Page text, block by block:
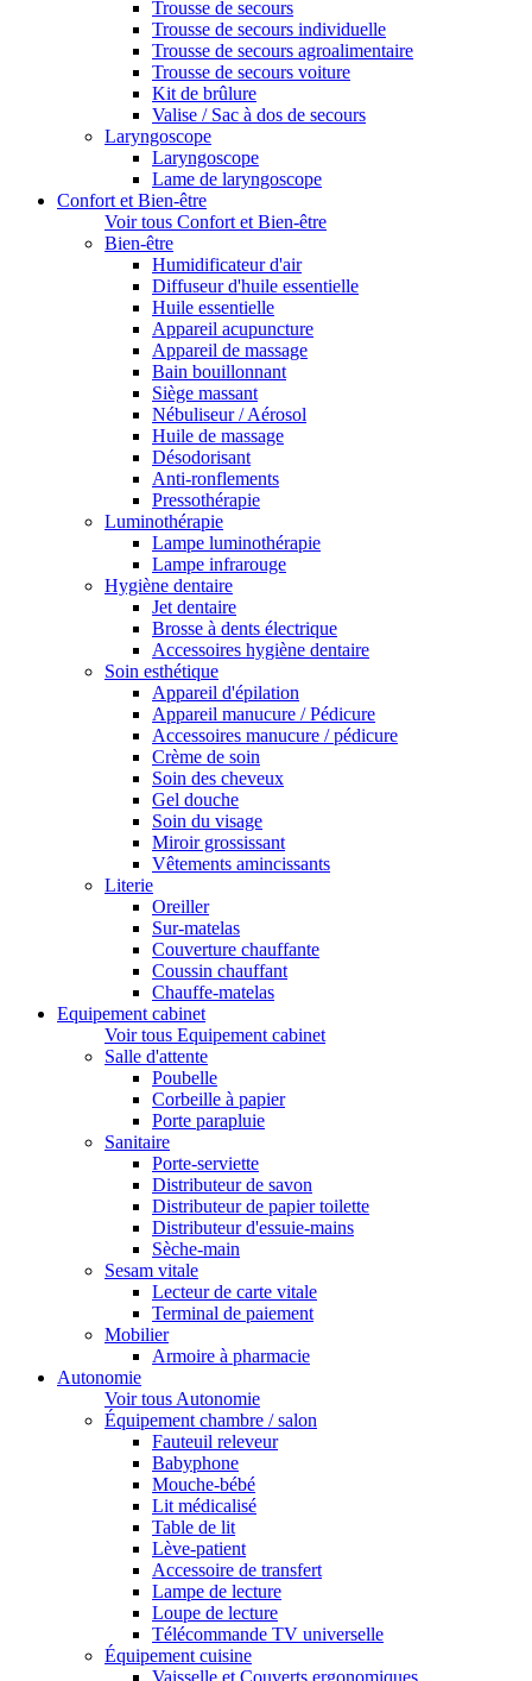
Trousse de secours
Trousse de secours individuelle
Trousse de secours agroalimentaire
Trousse de secours voiture
Kit de brûlure
Valise / Sac à dos de secours
Laryngoscope
Laryngoscope
Lame de laryngoscope
Confort et Bien-être
Voir tous Confort et Bien-être
Bien-être
Humidificateur d'air
Diffuseur d'huile essentielle
Huile essentielle
Appareil acupuncture
Appareil de massage
Bain bouillonnant
Siège massant
Nébuliseur / Aérosol
Huile de massage
Désodorisant
Anti-ronflements
Pressothérapie
Luminothérapie
Lampe luminothérapie
Lampe infrarouge
Hygiène dentaire
Jet dentaire
Brosse à dents électrique
Accessoires hygiène dentaire
Soin esthétique
Appareil d'épilation
Appareil manucure / Pédicure
Accessoires manucure / pédicure
Crème de soin
Soin des cheveux
Gel douche
Soin du visage
Miroir grossissant
Vêtements amincissants
Literie
Oreiller
Sur-matelas
Couverture chauffante
Coussin chauffant
Chauffe-matelas
Equipement cabinet
Voir tous Equipement cabinet
Salle d'attente
Poubelle
Corbeille à papier
Porte parapluie
Sanitaire
Porte-serviette
Distributeur de savon
Distributeur de papier toilette
Distributeur d'essuie-mains
Sèche-main
Sesam vitale
Lecteur de carte vitale
Terminal de paiement
Mobilier
Armoire à pharmacie
Autonomie
Voir tous Autonomie
Équipement chambre / salon
Fauteuil releveur
Babyphone
Mouche-bébé
Lit médicalisé
Table de lit
Lève-patient
Accessoire de transfert
Lampe de lecture
Loupe de lecture
Télécommande TV universelle
Équipement cuisine
Vaisselle et Couverts ergonomiques